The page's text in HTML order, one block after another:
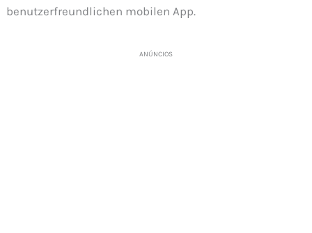
benutzerfreundlichen mobilen App.
ANÚNCIOS